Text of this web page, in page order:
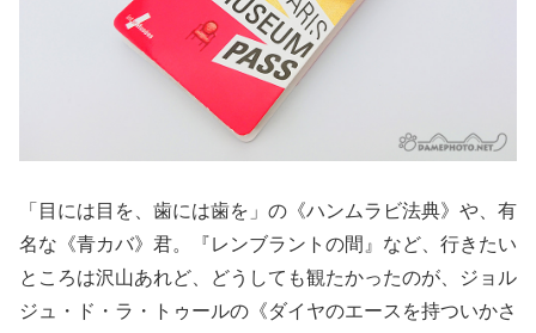
「目には目を、歯には歯を」の《ハンムラビ法典》や、有
名な《青カバ》君。『レンブラントの間』など、行きたい
ところは沢山あれど、どうしても観たかったのが、ジョル
ジュ・ド・ラ・トゥールの《ダイヤのエースを持ついかさ